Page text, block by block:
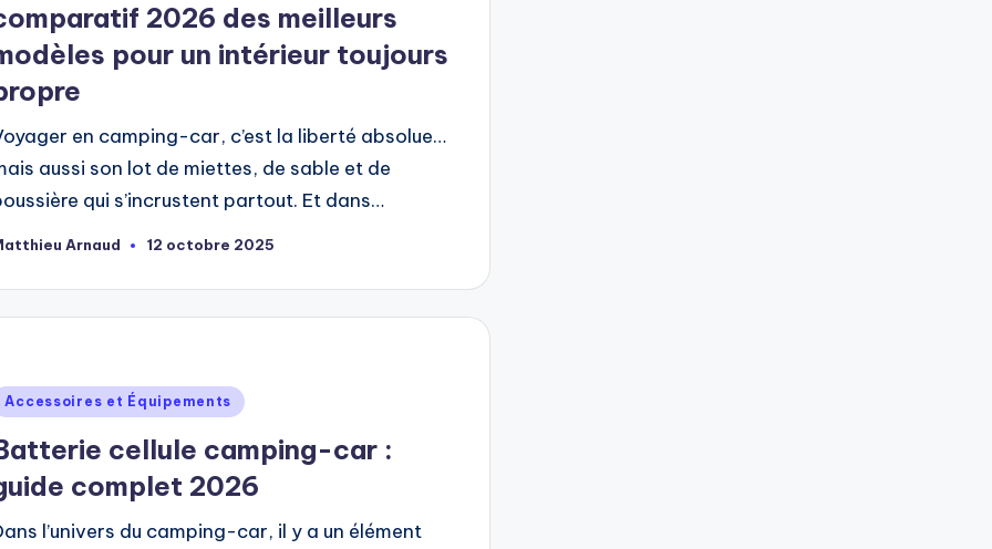
2026 des meilleurs
pour un intérieur toujours
en camping-car, c’est la liberté absolue…
aussi son lot de miettes, de sable et de
qui s’incrustent partout. Et dans…
Arnaud 12 octobre 2025
Accessoires et Équipements
cellule camping-car :
complet 2026
l’univers du camping-car, il y a un élément